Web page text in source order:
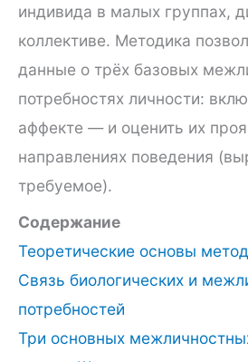
индивида в малых группах,
коллективе. Методика
данные о трёх базовых
потребностях личности:
аффекте — и оценить их
направлениях поведения
требуемое).
Содержание
Теоретические основы
Связь биологических и
потребностей
Три основных